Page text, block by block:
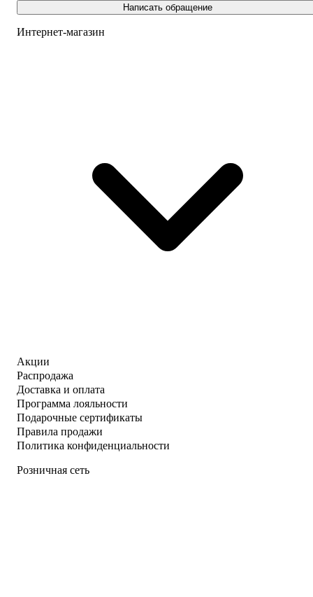
Написать обращение
Интернет-магазин
Акции
Распродажа
Доставка и оплата
Программа лояльности
Подарочные сертификаты
Правила продажи
Политика конфиденциальности
Розничная сеть